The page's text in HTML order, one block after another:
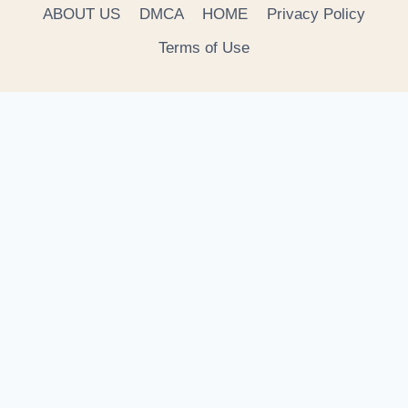
ABOUT US DMCA HOME
Privacy Policy
Terms of Use